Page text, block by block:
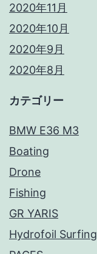
2020年11月
2020年10月
2020年9月
2020年8月
カテゴリー
BMW E36 M3
Boating
Drone
Fishing
GR YARIS
Hydrofoil Surfing